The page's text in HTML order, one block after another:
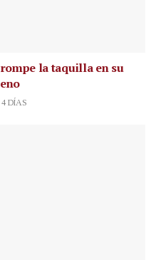
la taquilla en su
DÍAS